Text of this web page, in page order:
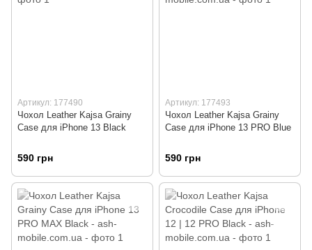
Артикул: 177490
Чохол Leather Kajsa Grainy
Сase для iPhone 13 Black
590 грн
Артикул: 177493
Чохол Leather Kajsa Grainy
Сase для iPhone 13 PRO Blue
590 грн